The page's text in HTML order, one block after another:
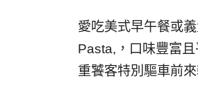
愛吃美式早午餐或
Pasta,，口味豐富
重饕客特別驅車前